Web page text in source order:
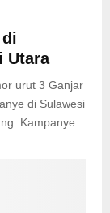
Utara
urut 3 Ganjar
di Sulawesi
Kampanye...